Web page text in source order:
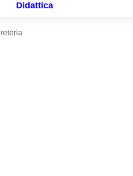
Didattica